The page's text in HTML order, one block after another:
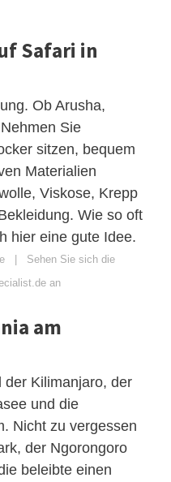
Safari in
Ob Arusha,
Sie
sitzen, bequem
Materialien
Viskose, Krepp
Wie so oft
hier eine gute Idee.
| Sehen Sie sich die
an
am
der Kilimanjaro, der
und die
Nicht zu vergessen
der Ngorongoro
beleibte einen